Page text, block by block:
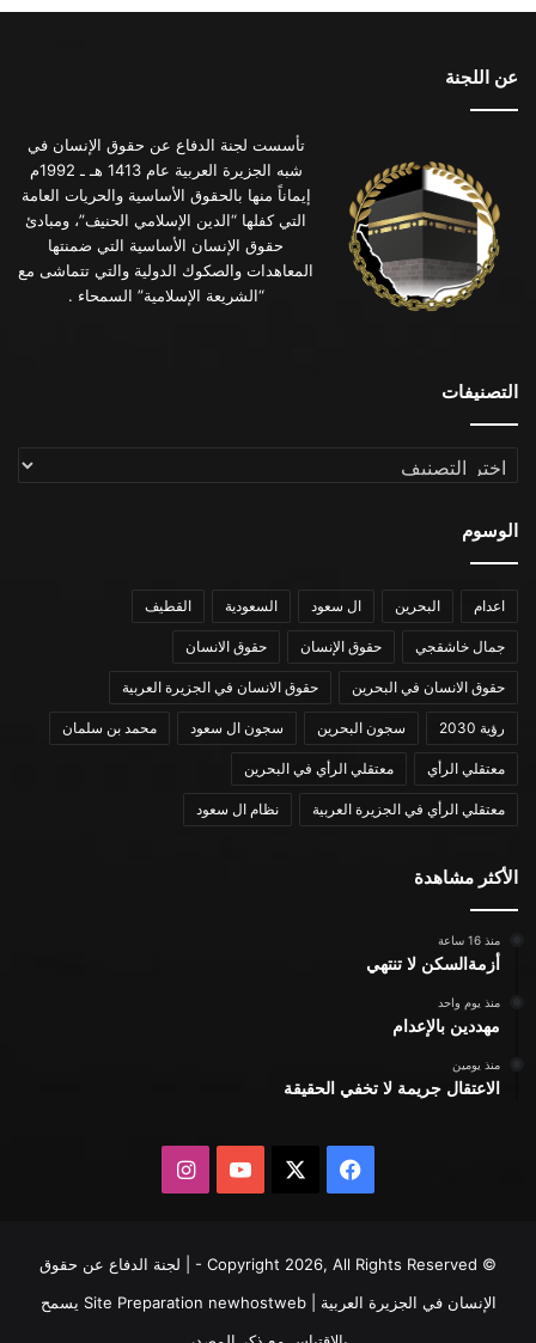
عن اللجنة
تأسست لجنة الدفاع عن حقوق الإنسان في
شبه الجزيرة العربية عام 1413 هـ ـ 1992م
إيماناً منها بالحقوق الأساسية والحريات العامة
التي كفلها “الدين الإسلامي الحنيف”، ومبادئ
حقوق الإنسان الأساسية التي ضمنتها
المعاهدات والصكوك الدولية والتي تتماشى مع
“الشريعة الإسلامية” السمحاء .
التصنيفات
التصنيفات
الوسوم
اعدام البحرين ال سعود السعودية القطيف
جمال خاشقجي حقوق الإنسان حقوق الانسان
حقوق الانسان في البحرين حقوق الانسان في الجزيرة العربية
رؤية 2030 سجون البحرين سجون ال سعود محمد بن سلمان
معتقلي الرأي معتقلي الرأي في البحرين
معتقلي الرأي في الجزيرة العربية نظام ال سعود
الأكثر مشاهدة
منذ 16 ساعة
أزمةالسكن لا تنتهي
منذ يوم واحد
مهددين بالإعدام
منذ يومين
الاعتقال جريمة لا تخفي الحقيقة
فيسبوك يوتيوبانستقرام
© Copyright 2026, All Rights Reserved - | لجنة الدفاع عن حقوق
الإنسان في الجزيرة العربية | Site Preparationnewhostweb
يسمح